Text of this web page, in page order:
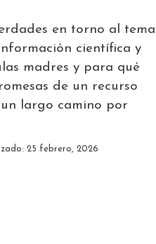
en torno al tema
científica y
madres y para qué
de un recurso
largo camino por
25 febrero, 2026